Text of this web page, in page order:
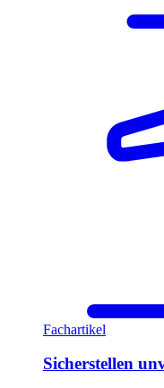
Fachartikel
Sicherstellen